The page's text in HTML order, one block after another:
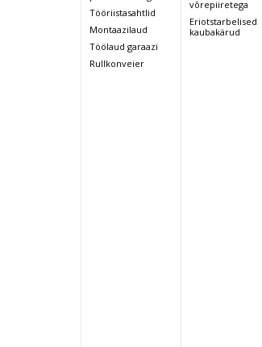
Tööriistasahtlid
Montaazilaud
Töölaud garaazi
Rullkonveier
võrepiiretega
Eriotstarbelised
kaubakärud